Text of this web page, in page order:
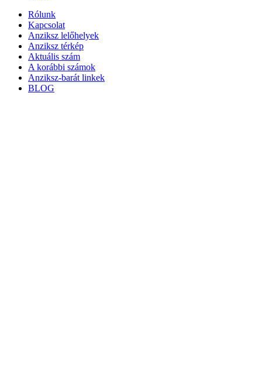
Rólunk
Kapcsolat
Anziksz lelőhelyek
Anziksz térkép
Aktuális szám
A korábbi számok
Anziksz-barát linkek
BLOG